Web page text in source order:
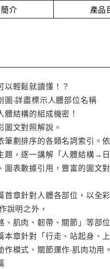
介 產品
以輕鬆就讀懂！？
圖‧詳盡標示人體部位名稱
體結構的組成機密！
圖文對照解說。
劃排序的各類名詞索引。
，逐一講解「人體結構→
表數據引用，豐富的圖文
章針對人體各部位，以全
說明之外，
、肌肉、韌帶、關節」等部
章針對「行走、站起身、
作模式、關節運作‧肌肉功用。